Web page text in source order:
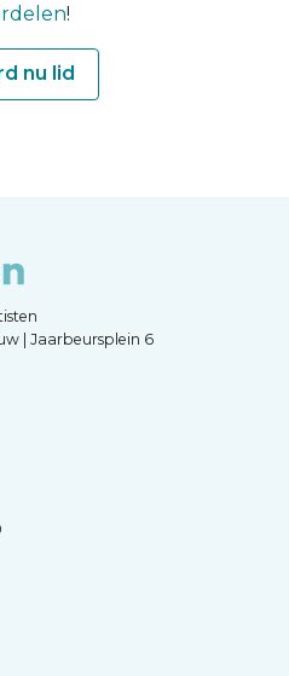
!
nu lid
| Jaarbeursplein 6